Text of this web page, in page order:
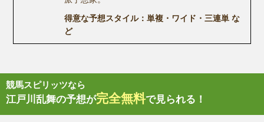
得意な予想スタイル：単複・ワイド・三連単 な
ど
競馬スピリッツなら
江戸川乱舞の予想が完全無料で見られる！